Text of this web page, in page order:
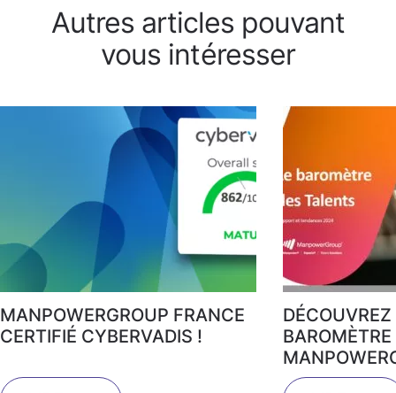
Autres articles pouvant
vous intéresser
MANPOWERGROUP FRANCE
CERTIFIÉ CYBERVADIS !
DÉCOUVREZ